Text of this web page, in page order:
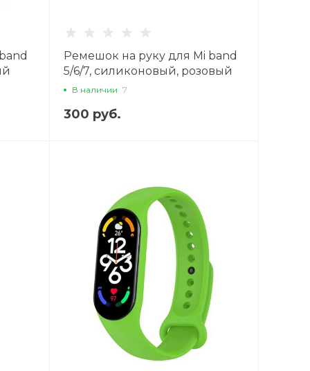
Ремешок на руку для Mi band
5/6/7, силиконовый, розовый
В наличии 7
300 руб.